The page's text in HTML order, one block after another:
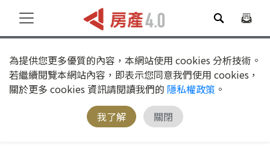
為提供您更多優質的內容，本網站使用 cookies 分析技術。
若繼續閱覽本網站內容，即表示您同意我們使用 cookies，
關於更多 cookies 資訊請閱讀我們的 隱私權政策 。
我了解
關閉